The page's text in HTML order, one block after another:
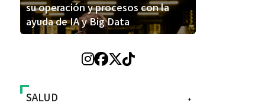
su operación y procesos con la
ayuda de IA y Big Data
+
SALUD